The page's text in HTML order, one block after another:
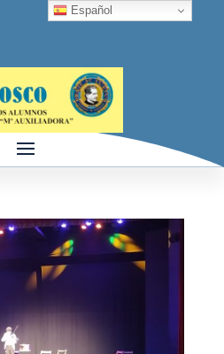
Español